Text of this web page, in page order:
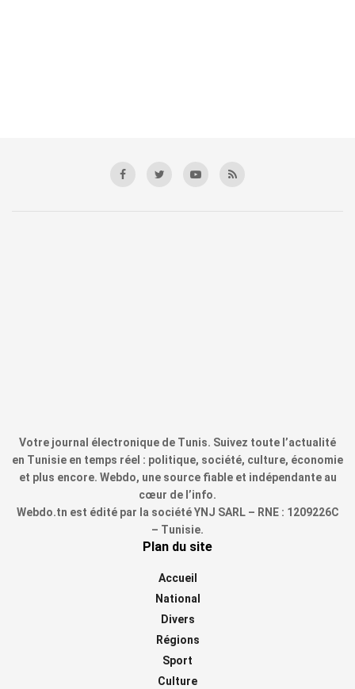
Votre journal électronique de Tunis. Suivez toute l’actualité
en Tunisie en temps réel : politique, société, culture, économie
et plus encore. Webdo, une source fiable et indépendante au
cœur de l’info.
Webdo.tn est édité par la société YNJ SARL – RNE : 1209226C
– Tunisie.
Plan du site
Accueil
National
Divers
Régions
Sport
Culture